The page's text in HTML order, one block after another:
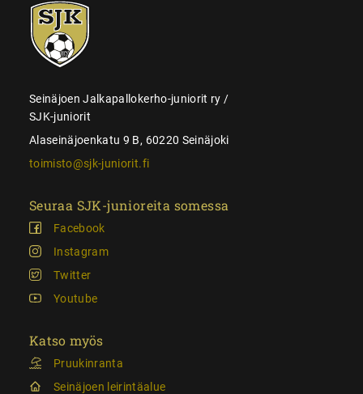
SJK-
juniorit
Seinäjoen Jalkapallokerho-juniorit ry /
SJK-juniorit
Alaseinäjoenkatu 9 B, 60220 Seinäjoki
toimisto@sjk-juniorit.fi
Seuraa SJK-junioreita somessa
Facebook
Instagram
Twitter
Youtube
Katso myös
Pruukinranta
Seinäjoen leirintäalue